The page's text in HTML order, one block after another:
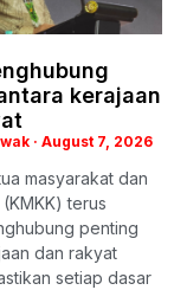
kerajaan
August 7, 2026
masyarakat dan
terus
penting
dan rakyat
setiap dasar